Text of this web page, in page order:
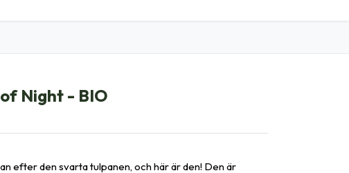
Night - BIO
efter den svarta tulpanen, och här är den! Den är